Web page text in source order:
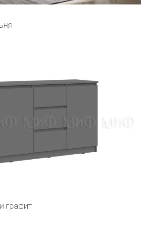
графит